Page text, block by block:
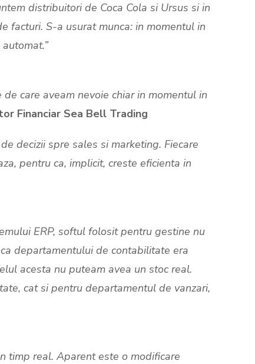
distribuitori de Coca Cola si Ursus si in
facturi. S-a usurat munca: in momentul in
care aveam nevoie chiar in momentul in
Financiar Sea Bell Trading
decizii spre sales si marketing. Fiecare
pentru ca, implicit, creste eficienta in
ERP, softul folosit pentru gestine nu
departamentului de contabilitate era
acesta nu puteam avea un stoc real.
cat si pentru departamentul de vanzari,
timp real. Aparent este o modificare